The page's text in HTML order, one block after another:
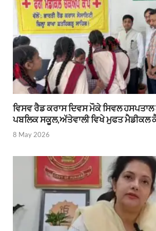
ਵਿਸਵ ਰੈਡ ਕਰਾਸ ਦਿਵਸ ਮੌਕੇ ਸਿਵਲ ਹਸਪਤਾਲ
ਪਬਲਿਕ ਸਕੂਲ,ਅੱਤੇਵਾਲੀ ਵਿਖੇ ਮੁਫਤ ਮੈਡੀਕਲ
8 May 2026